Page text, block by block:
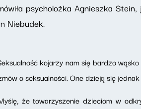
psycholożka Agnieszka
Niebudek.
kojarzy nam się bardzo
o seksualności. One dzieją się
że towarzyszenie dzieciom w